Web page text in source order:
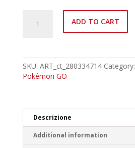
EN051
ADD TO CART
SKU: ART_ct_280334714 Category:
Pokémon GO
Descrizione
Additional information